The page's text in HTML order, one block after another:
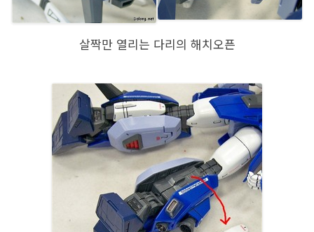
살짝만 열리는 다리의 해치오픈